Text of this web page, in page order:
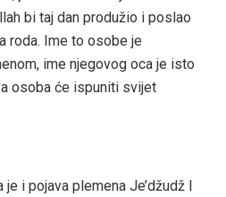
bi taj dan produžio i poslao
roda. Ime to osobe je
ime njegovog oca je isto
osoba će ispuniti svijet
je i pojava plemena Je’džudž I